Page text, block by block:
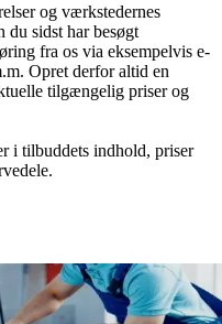
og værkstedernes
sidst har besøgt
fra os via eksempelvis e-
Opret derfor altid en
tilgængelig priser og
i tilbuddets indhold, priser